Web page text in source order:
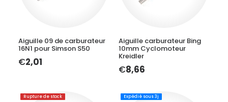
Aiguille 09 de carburateur
16N1 pour Simson S50
€2,01
Aiguille carburateur Bing
10mm Cyclomoteur
Kreidler
€8,66
Rupture de stock Expédié sous 3j